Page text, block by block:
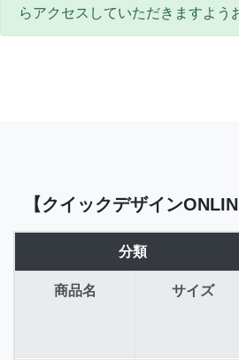
らアクセスしていただきますよう
【クイックデザイン
分類
商品名 サイズ